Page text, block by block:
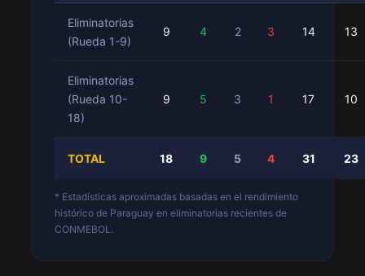
Eliminatorias
(Rueda 1-9)
9 4 2 3 14 13
Eliminatorias
(Rueda 10-
18)
9 5 3 1 17 10
TOTAL 18 9 5 4 31 23
* Estadísticas aproximadas basadas en el rendimiento
histórico de Paraguay en eliminatorias recientes de
CONMEBOL.